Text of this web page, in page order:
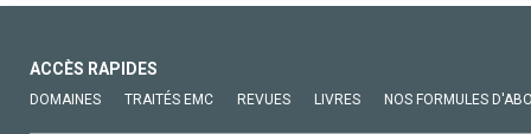
ACCÈS RAPIDES
DOMAINES TRAITÉS EMC REVUES LIVRES NOS FORMULES